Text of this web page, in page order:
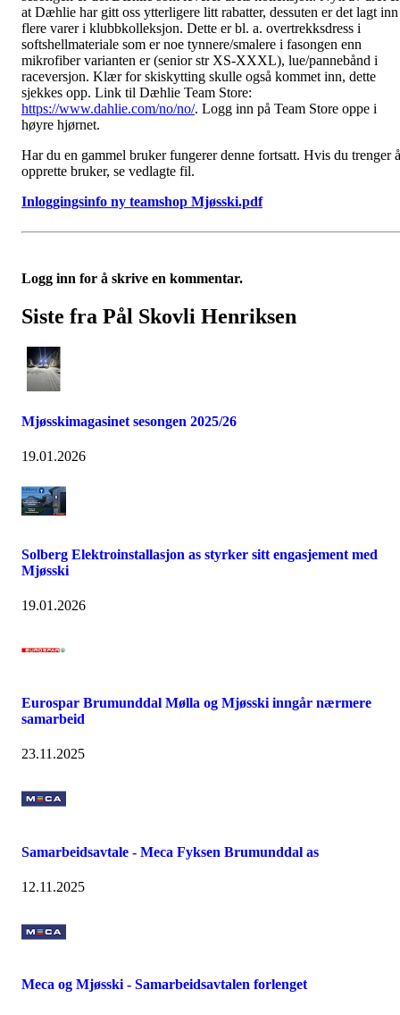
at Dæhlie har gitt oss ytterligere litt rabatter, dessuten er det lagt inn
flere varer i klubbkolleksjon. Dette er bl. a. overtrekksdress i
softshellmateriale som er noe tynnere/smalere i fasongen enn
mikrofiber varianten er (senior str XS-XXXL), lue/pannebånd i
raceversjon. Klær for skiskytting skulle også kommet inn, dette
sjekkes opp. Link til Dæhlie Team Store:
https://www.dahlie.com/no/no/. Logg inn på Team Store oppe i
høyre hjørnet.
Har du en gammel bruker fungerer denne fortsatt. Hvis du trenger å
opprette bruker, se vedlagte fil.
Inloggingsinfo ny teamshop Mjøsski.pdf
Logg inn for å skrive en kommentar.
Siste fra Pål Skovli Henriksen
Mjøsskimagasinet sesongen 2025/26
19.01.2026
Solberg Elektroinstallasjon as styrker sitt engasjement med
Mjøsski
19.01.2026
Eurospar Brumunddal Mølla og Mjøsski inngår nærmere
samarbeid
23.11.2025
Samarbeidsavtale - Meca Fyksen Brumunddal as
12.11.2025
Meca og Mjøsski - Samarbeidsavtalen forlenget